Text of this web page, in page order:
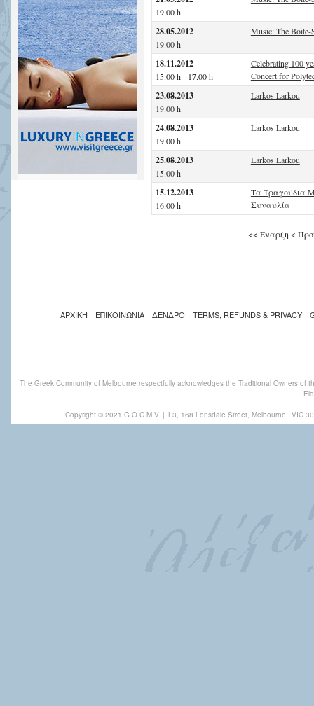
19.00 h
28.05.2012
19.00 h
Music: The Boite-
18.11.2012
15.00 h - 17.00 h
Celebrating 100
Concert for
23.08.2013
19.00 h
Larkos Larkou
24.08.2013
19.00 h
Larkos Larkou
25.08.2013
15.00 h
Larkos Larkou
15.12.2013
16.00 h
Τα Τραγούδια
Συναυλία
<< Έναρξη <
ΑΡΧΙΚΗ ΕΠΙΚΟΙΝΩΝΙΑ ΔΕΝΔΡΟ TERMS, REFUNDS & PRIVACY
The Greek Community of Melbourne respectfully acknowledges the Traditional Owners
Copyright © 2021 G.O.C.M.V | L3, 168 Lonsdale Street, Melbourne, VIC